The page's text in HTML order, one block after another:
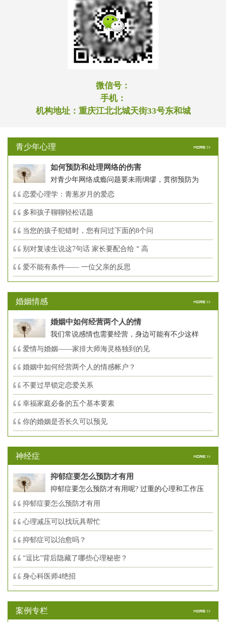
微信号：
手机：
机构地址： 重庆江北北城天街33号东和城
青少年心理
如何预防和处理网络的伤害
对青少年网络成瘾问题要未雨绸缪，贯彻预防为
恋爱心理学：青葱岁月的爱恋
多和孩子聊聊轻松话题
当您的孩子犯错时，您有问过下面的8个问
别对复读生说这7句话 家长要配合给＂高
爱不能有条件—— 一位父亲的反思
婚姻情感
婚姻中如何经营两个人的情
我们常说感情也需要经营，身边可能有不少这样
爱情与婚姻——家排大师海灵格独到的见
婚姻中如何经营两个人的情感帐户？
不要过早锁定恋爱关系
幸福家庭必备的五个基本要素
你的婚姻是否长久可以预见
神经症
抑郁症要怎么预防才有用
抑郁症要怎么预防才有用呢? 过重的心理和工作压
抑郁症要怎么预防才有用
心理减压可以找玩具帮忙
抑郁症可以治愈吗？
“逗比”背后隐藏了哪些心理秘密？
身心科医师4绝招
案例专栏